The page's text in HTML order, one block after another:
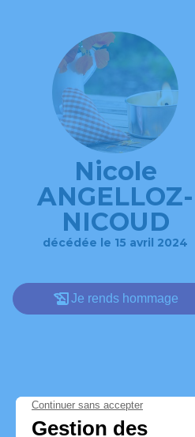
Nicole
ANGELLOZ-
NICOUD
décédée le 15 avril 2024
Je rends hommage